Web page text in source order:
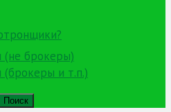
(не брокеры)
(брокеры и т.п.)